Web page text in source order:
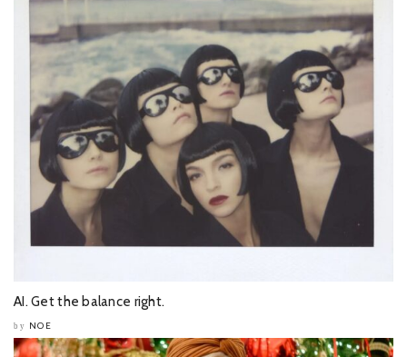
AI. Get the balance right.
by NOE